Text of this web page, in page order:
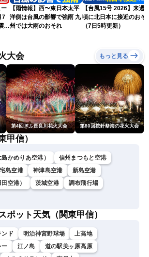
ー
7
情
【雨情報】西〜東日本太平
洋側は台風の影響で強雨 九
州では大雨のおそれ
【台風15号 2026】来週
頃に北日本に接近のおそ
（7日5時更新）
大会 もっと見る
第4回ぎふ長良川花火大会 第80回按針祭海の花火大会
甲信）
かめりあ空港）
信州まつもと空港
島空港 神津島空港
新島空港
空港）
茨城空港
調布飛行場
ポット天気（関東甲信）
ンド 明治神宮野球場
上高地
ー
江ノ島
道の駅美ヶ原高原